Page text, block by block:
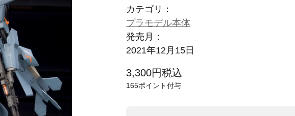
カテゴリ：
プラモデル本体
発売月：
2021年12月15日
3,300円税込
165ポイント付与